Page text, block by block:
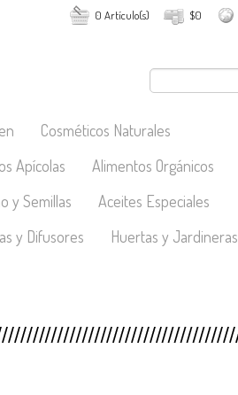
$0
0 Artículo(s)
Cosméticos Naturales
Apícolas
Alimentos Orgánicos
y Semillas
Aceites Especiales
y Difusores
Huertas y Jardineras